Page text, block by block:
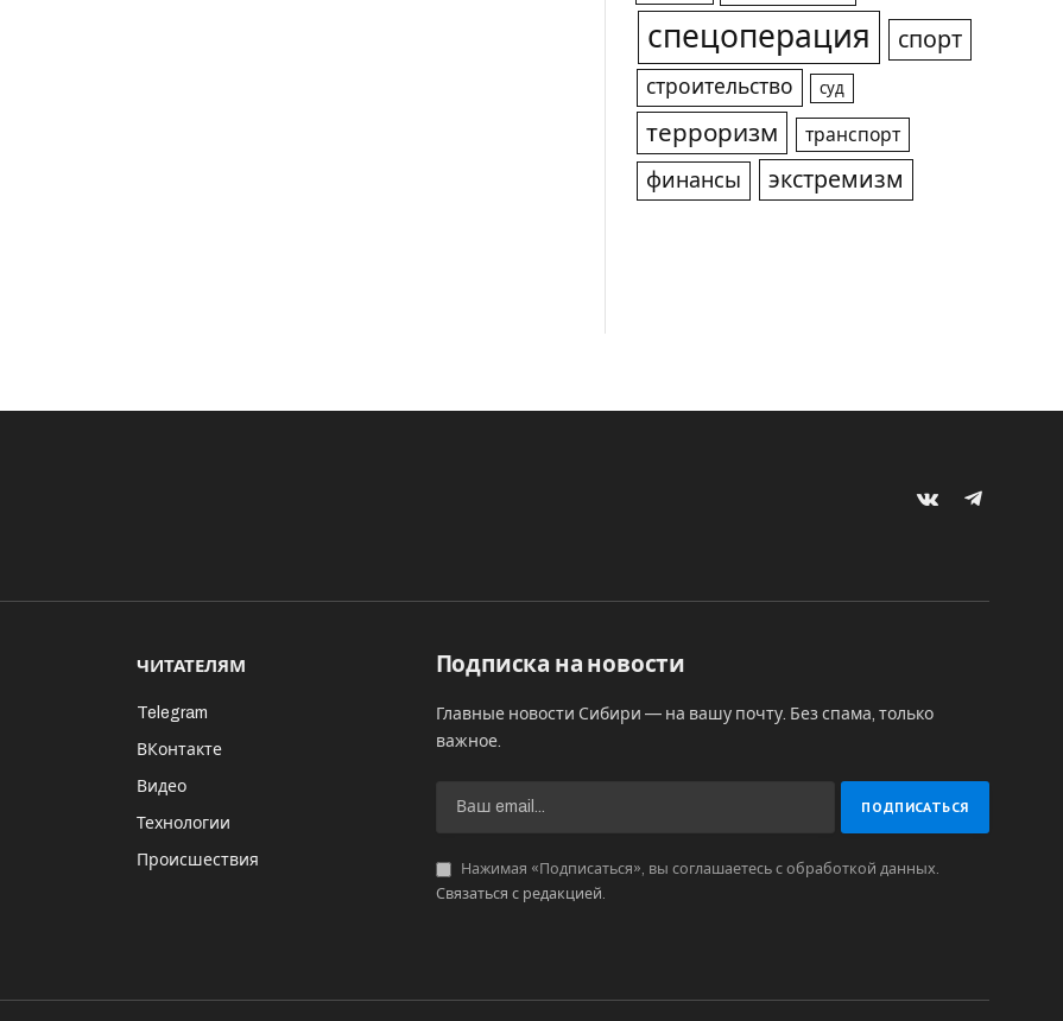
спецоперация спорт
строительство суд
терроризм транспорт
финансы экстремизм
VKontakteTelegram
ЧИТАТЕЛЯМ
Telegram
ВКонтакте
Видео
Технологии
Происшествия
Подписка на новости
Главные новости Сибири — на вашу почту. Без спама, только
важное.
Нажимая «Подписаться», вы соглашаетесь с обработкой данных.
Связаться с редакцией